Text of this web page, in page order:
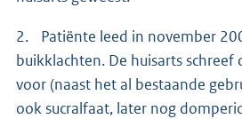
2. Patiënte leed in november
buikklachten. De huisarts schreef
voor (naast het al bestaande
ook sucralfaat, later nog